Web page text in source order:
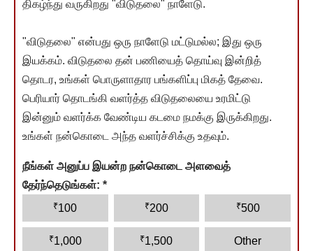
திகழ்ந்து வருகிறது "விடுதலை" நாளேடு.
"விடுதலை" என்பது ஒரு நாளேடு மட்டுமல்ல; இது ஒரு
இயக்கம். விடுதலை தன் பணியைத் தொய்வு இன்றித்
தொடர, உங்கள் பொருளாதார பங்களிப்பு மிகத் தேவை.
பெரியார் தொடங்கி வளர்த்த விடுதலையை உரமிட்டு
இன்னும் வளர்க்க வேண்டிய கடமை நமக்கு இருக்கிறது.
உங்கள் நன்கொடை அந்த வளர்ச்சிக்கு உதவும்.
நீங்கள் அனுப்ப இயன்ற நன்கொடை அளவைத்
தேர்ந்தெடுங்கள்: *
₹100 ₹200 ₹500
₹1,000 ₹1,500 Other